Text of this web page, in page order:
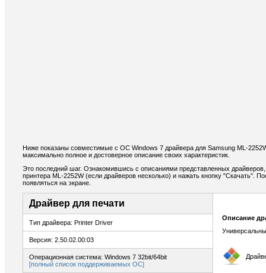
Ниже показаны совместимые с ОС Windows 7 драйвера для Samsung ML-
максимально полное и достоверное описание своих характеристик.
Это последний шаг. Ознакомившись с описаниями представленных
принтера ML-2252W (если драйверов несколько) и нажать кнопку "Скачать".
появляться на экране.
Драйвер для печати
Тип драйвера: Printer Driver
Версия: 2.50.02.00:03
Операционная система: Windows 7 32bit/64bit
[полный список поддерживаемых ОС]
Описание